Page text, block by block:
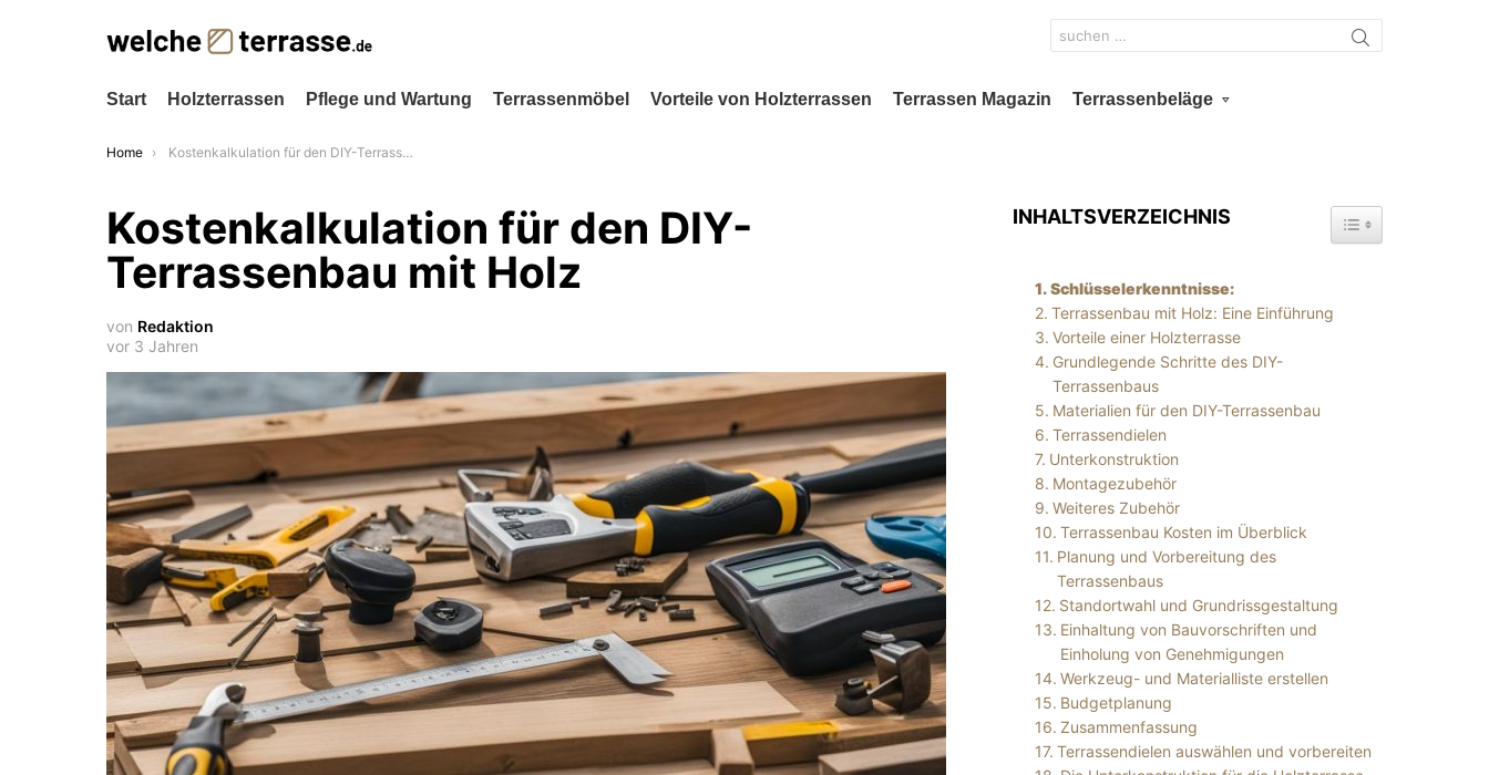
Search
for:
Start Holzterrassen Pflege und Wartung Terrassenmöbel Vorteile von Holzterrassen Terrassen Magazin Terrassenbeläge
You are here:
Home Kostenkalkulation für den DIY-Terrassenbau mit Holz
Kostenkalkulation für den DIY-
Terrassenbau mit Holz
von Redaktion
vor 3 Jahren
INHALTSVERZEICHNIS TOGGLE TABLE OF
Schlüsselerkenntnisse:
Terrassenbau mit Holz: Eine Einführung
Vorteile einer Holzterrasse
Grundlegende Schritte des DIY-
Terrassenbaus
Materialien für den DIY-Terrassenbau
Terrassendielen
Unterkonstruktion
Montagezubehör
Weiteres Zubehör
Terrassenbau Kosten im Überblick
Planung und Vorbereitung des
Terrassenbaus
Standortwahl und Grundrissgestaltung
Einhaltung von Bauvorschriften und
Einholung von Genehmigungen
Werkzeug- und Materialliste erstellen
Budgetplanung
Zusammenfassung
Terrassendielen auswählen und vorbereiten